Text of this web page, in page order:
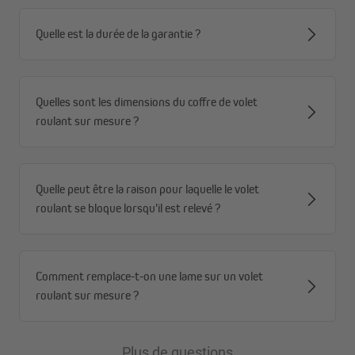
Montage facile
couvercles avant et collée dans le coffre du volet roulant. Pour la
Quelle est la durée de la garantie ?
Quelles sont les dimensions du coffre de volet
roulant sur mesure ?
Quelle peut être la raison pour laquelle le volet
roulant se bloque lorsqu'il est relevé ?
Comment remplace-t-on une lame sur un volet
roulant sur mesure ?